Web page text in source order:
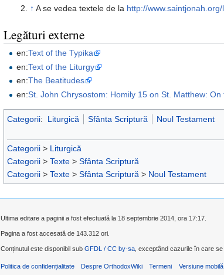
↑ A se vedea textele de la http://www.saintjonah.org/
Legături externe
en:Text of the Typika
en:Text of the Liturgy
en:The Beatitudes
en:St. John Chrysostom: Homily 15 on St. Matthew: On
Categorii: Liturgică Sfânta Scriptură Noul Testament
Categorii > Liturgică
Categorii > Texte > Sfânta Scriptură
Categorii > Texte > Sfânta Scriptură > Noul Testament
Ultima editare a paginii a fost efectuată la 18 septembrie 2014, ora 17:17.
Pagina a fost accesată de 143.312 ori.
Conținutul este disponibil sub GFDL / CC by-sa , exceptând cazurile în care se
Politica de confidențialitate Despre OrthodoxWiki Termeni Versiune mobilă